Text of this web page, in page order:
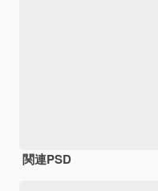
関連PSD